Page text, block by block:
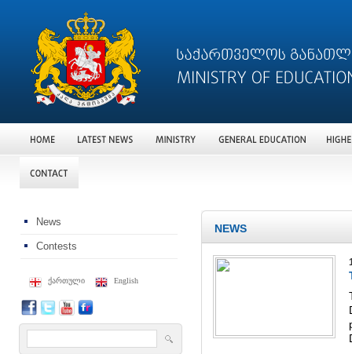
News
Contests
ქართული English
NEWS